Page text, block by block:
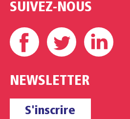
SUIVEZ-NOUS
Facebook Twitter
NEWSLETTER
S'inscrire